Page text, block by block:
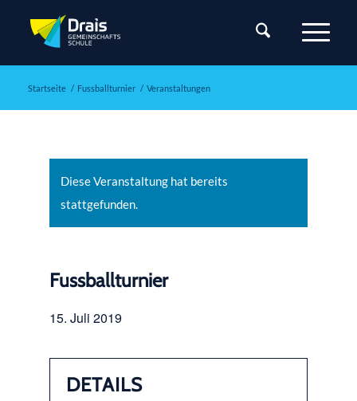
Startseite / Fussballturnier / Veranstaltungen
Diese Veranstaltung hat bereits
stattgefunden.
Fussballturnier
15. Juli 2019
DETAILS